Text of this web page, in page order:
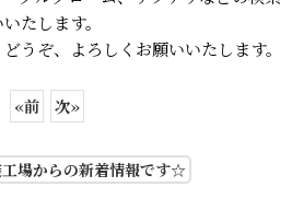
たします。
うぞ、よろしくお願いいたします。
«前 次»
場からの新着情報です☆